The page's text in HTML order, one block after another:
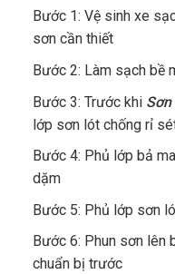
Bước 1: Vệ sinh xe
sơn cần thiết
Bước 2: Làm sạch bề
Bước 3: Trước khi Sơn
lớp sơn lót chống rỉ
Bước 4: Phủ lớp bả
dặm
Bước 5: Phủ lớp sơn
Bước 6: Phun sơn lên
chuẩn bị trước